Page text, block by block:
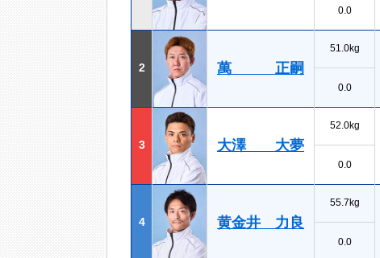
0.0
2 萬 正嗣
51.0kg
0.0
3 大澤 大夢
52.0kg
0.0
4 黄金井 力良
55.7kg
0.0